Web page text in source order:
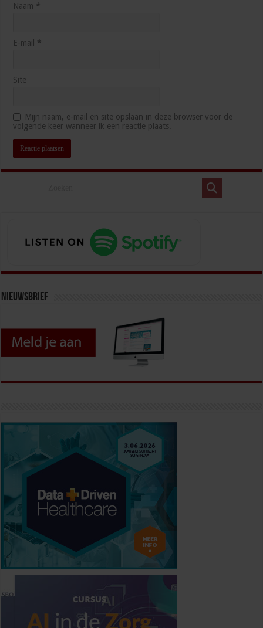
Naam *
E-mail *
Site
Mijn naam, e-mail en site opslaan in deze browser voor de
volgende keer wanneer ik een reactie plaats.
Nieuwsbrief